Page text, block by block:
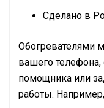
Сделано в
Обогревателями
вашего
помощника или
работы.